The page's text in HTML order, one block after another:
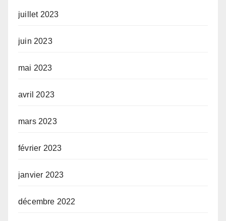
juillet 2023
juin 2023
mai 2023
avril 2023
mars 2023
février 2023
janvier 2023
décembre 2022